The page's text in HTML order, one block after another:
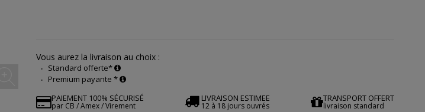
Vous aurez la livraison au choix :
Standard offerte*
Premium payante *
PAIEMENT 100% SÉCURISÉ
par CB / Amex / Virement
LIVRAISON ESTIMEE
12 à 18 jours ouvrés
TRANSPORT OFFERT
livraison standard